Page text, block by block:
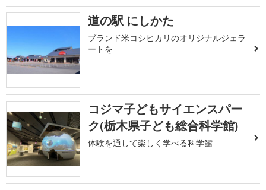
道の駅 にしかた
ブランド米コシヒカリのオリジナルジェラ
ートを
コジマ子どもサイエンスパー
ク(栃木県子ども総合科学館)
体験を通して楽しく学べる科学館